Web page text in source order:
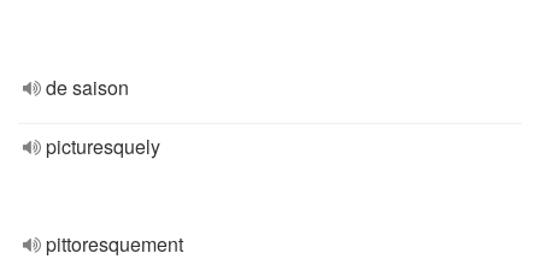
de saison
picturesquely
pittoresquement